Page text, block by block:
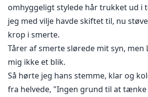
omhyggeligt stylede hår trukket ud i
jeg med vilje havde skiftet til, nu
krop i smerte.
Tårer af smerte slørede mit syn,
mig ikke et blik.
Så hørte jeg hans stemme, klar og
fra helvede, "Ingen grund til at tænke